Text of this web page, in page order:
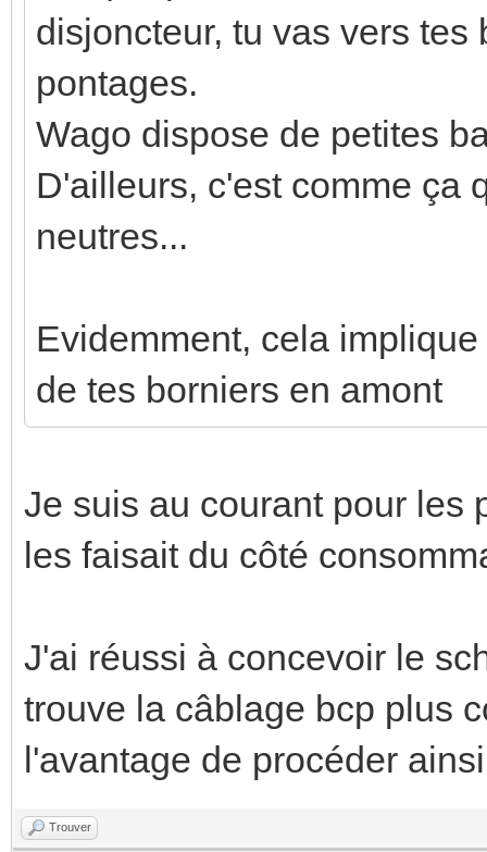
disjoncteur, tu vas vers
pontages.
Wago dispose de petites
D'ailleurs, c'est comme ça
neutres...
Evidemment, cela
de tes borniers en amont
Je suis au courant pour les
les faisait du côté
J'ai réussi à concevoir le
trouve la câblage bcp plus
l'avantage de procéder
Trouver